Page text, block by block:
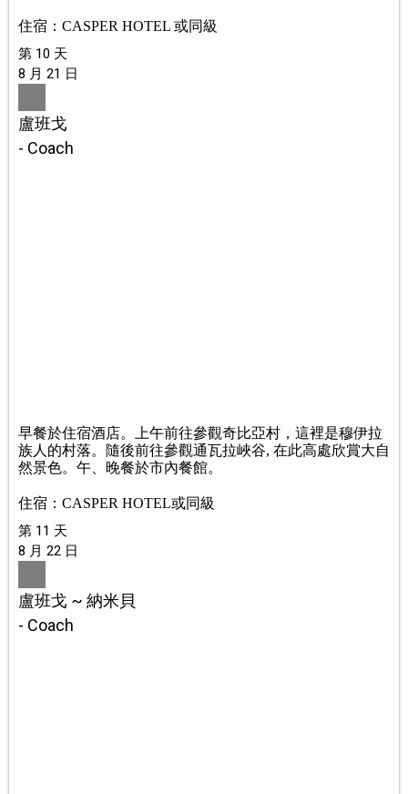
住宿：CASPER HOTEL 或同級
第 10 天
8 月 21 日
盧班戈
- Coach
早餐於住宿酒店。上午前往參觀奇比亞村，這裡是穆伊拉
族人的村落。隨後前往參觀通瓦拉峽谷, 在此高處欣賞大自
然景色。午、晚餐於市內餐館。
住宿：CASPER HOTEL或同級
第 11 天
8 月 22 日
盧班戈 ~ 納米貝
- Coach